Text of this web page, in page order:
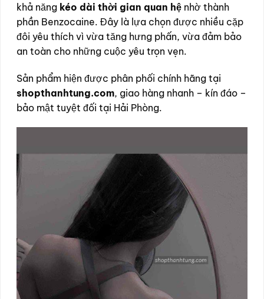
khả năng kéo dài thời gian quan hệ nhờ thành
phần Benzocaine. Đây là lựa chọn được nhiều cặp
đôi yêu thích vì vừa tăng hưng phấn, vừa đảm bảo
an toàn cho những cuộc yêu trọn vẹn.
Sản phẩm hiện được phân phối chính hãng tại
shopthanhtung.com, giao hàng nhanh – kín đáo –
bảo mật tuyệt đối tại Hải Phòng.